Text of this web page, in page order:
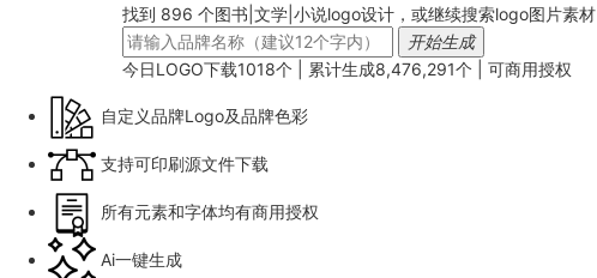
找到 896 个图书|文学|小说logo设计，或继续搜索logo图片素材
开始生成
今日LOGO下载1018个 | 累计生成8,476,291个 | 可商用授权
自定义品牌Logo及品牌色彩
支持可印刷源文件下载
所有元素和字体均有商用授权
Ai一键生成